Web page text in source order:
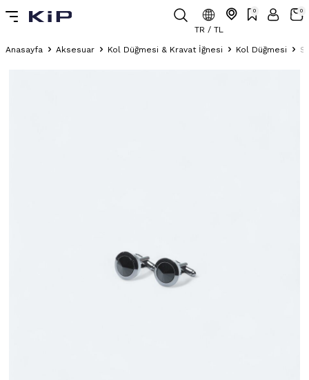
TR / TL
0 0
Anasayfa Aksesuar Kol Düğmesi & Kravat İğnesi Kol Düğmesi